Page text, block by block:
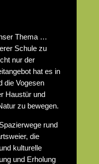
Thema …
Schule zu
nur der
hat es in
die Vogesen
Haustür und
zu bewegen.
rund
die
kulturelle
und Erholung